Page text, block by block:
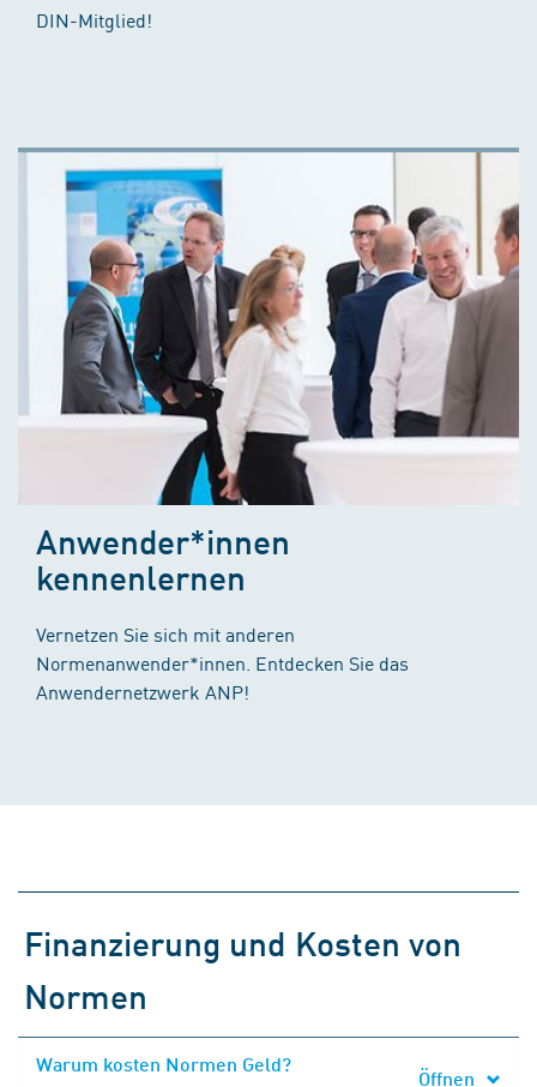
DIN-Mitglied!
Anwender*innen
kennenlernen
Vernetzen Sie sich mit anderen
Normenanwender*innen. Entdecken Sie das
Anwendernetzwerk ANP!
Finanzierung und Kosten von
Normen
Warum kosten Normen Geld?
Öffnen